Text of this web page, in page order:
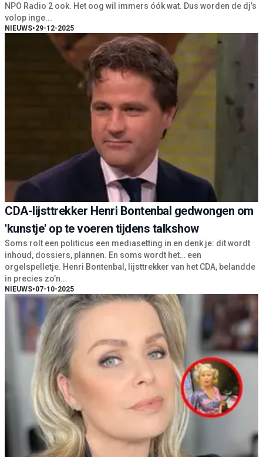
NPO Radio 2 ook. Het oog wil immers óók wat. Dus worden de dj’s
volop inge...
NIEUWS•29-12-2025
CDA-lijsttrekker Henri Bontenbal gedwongen om
'kunstje' op te voeren tijdens talkshow
Soms rolt een politicus een mediasetting in en denk je: dit wordt
inhoud, dossiers, plannen. En soms wordt het… een
orgelspelletje. Henri Bontenbal, lijsttrekker van het CDA, belandde
in precies zo’n...
NIEUWS•07-10-2025